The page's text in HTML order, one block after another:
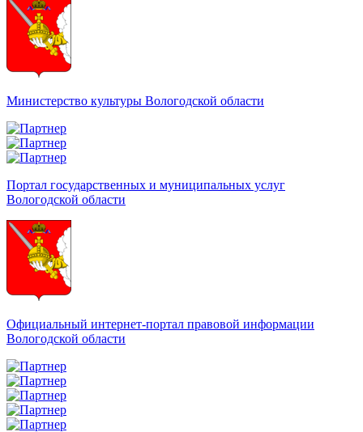
Министерство культуры Вологодской области
Портал государственных и муниципальных услуг
Вологодской области
Официальный интернет-портал правовой информации
Вологодской области